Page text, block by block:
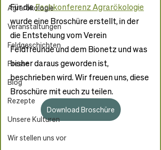
Agrarökologie
Veranstaltungen
Feldgeschichten
Presse
Blog
Rezepte
Unsere Kulturen
Wir stellen uns vor
Für die Fachkonferenz Agrarökologie
wurde eine Broschüre erstellt, in der
die Entstehung vom Verein
Feldfreunde und dem Bionetz und was
bisher daraus geworden ist,
beschrieben wird. Wir freuen uns, diese
Broschüre mit euch zu teilen.
Download Broschüre